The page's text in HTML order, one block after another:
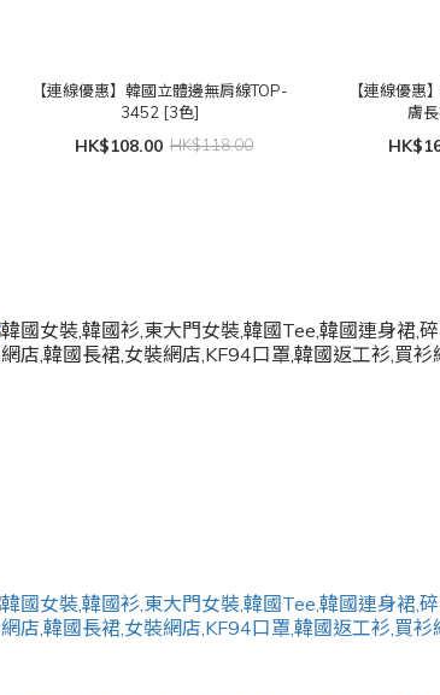
【連線優惠】韓國立體邊無肩線TOP-
3452 [3色]
HK$108.00 HK$118.00
【連線優惠
膚